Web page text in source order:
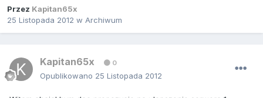
Przez Kapitan65x
25 Listopada 2012 w Archiwum
Kapitan65x 0
Opublikowano 25 Listopada 2012